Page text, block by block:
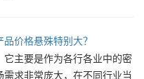
价格悬殊特别大？
主要是作为各行各业中的密
求非常庞大，在不同行业当